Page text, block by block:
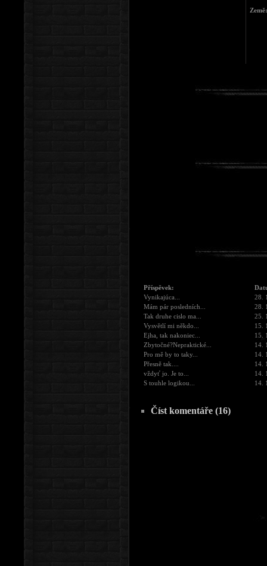
Země:
Příspěvek:
Vynikajúca...
28.
Mám pár posledních...
28.
Tak druhe cislo ma...
25.
Vysvětlí mi někdo...
15.
Ejha, tak nakoniec...
15.
Zbytočné?Nepraktické...
14.
Pro mě by to taky...
14.
Přesně tak....
14.
vždyť jo. Je to...
14.
S touhle logikou...
14.
Číst komentáře (16)